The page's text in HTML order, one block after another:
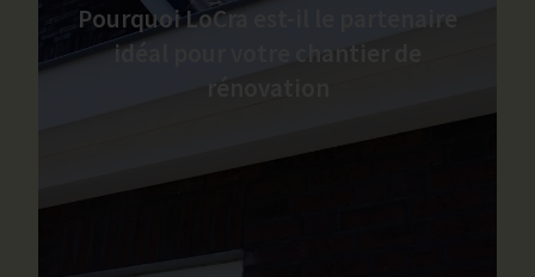
Pourquoi LoCra est-il le partenaire
idéal pour votre chantier de